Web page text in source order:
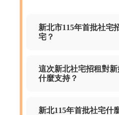
新北市115年首批社宅
宅？
這次新北社宅招租對
什麼支持？
新北115年首批社宅什